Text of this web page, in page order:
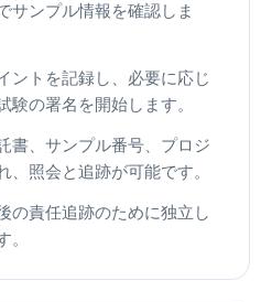
サンプル情報を確認しま
ントを記録し、必要に応じ
験の署名を開始します。
書、サンプル番号、プロジ
、照会と追跡が可能です。
の責任追跡のために独立し
。